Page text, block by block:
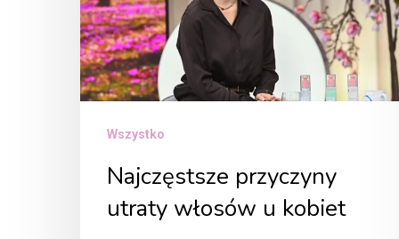
u
kobiet
Wszystko
Najczęstsze przyczyny
utraty włosów u kobiet